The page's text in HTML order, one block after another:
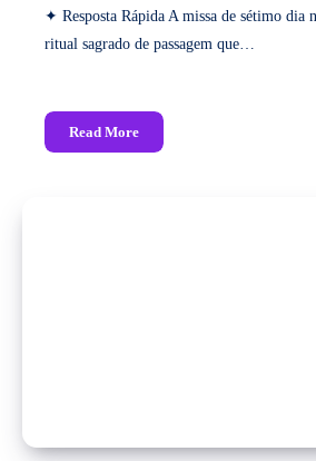
✦ Resposta Rápida A missa de sétimo dia
ritual sagrado de passagem que…
Read More